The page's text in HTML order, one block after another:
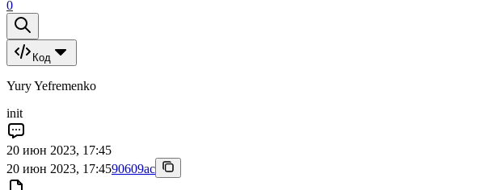
0
Код
Yury Yefremenko
init
20 июн 2023, 17:45
20 июн 2023, 17:4590609ac